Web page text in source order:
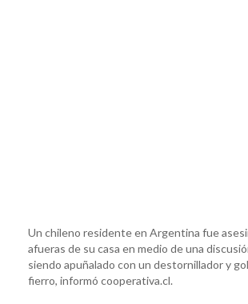
Un chileno residente en Argentina fue
afueras de su casa en medio de una
siendo apuñalado con un destornillador y
fierro, informó cooperativa.cl.